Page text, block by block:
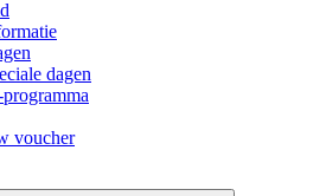
dagen
voucher